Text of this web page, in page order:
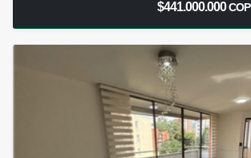
$441.000.000COP